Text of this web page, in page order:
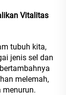
Vitalitas
tubuh kita,
jenis sel dan
melemah,
menurun.